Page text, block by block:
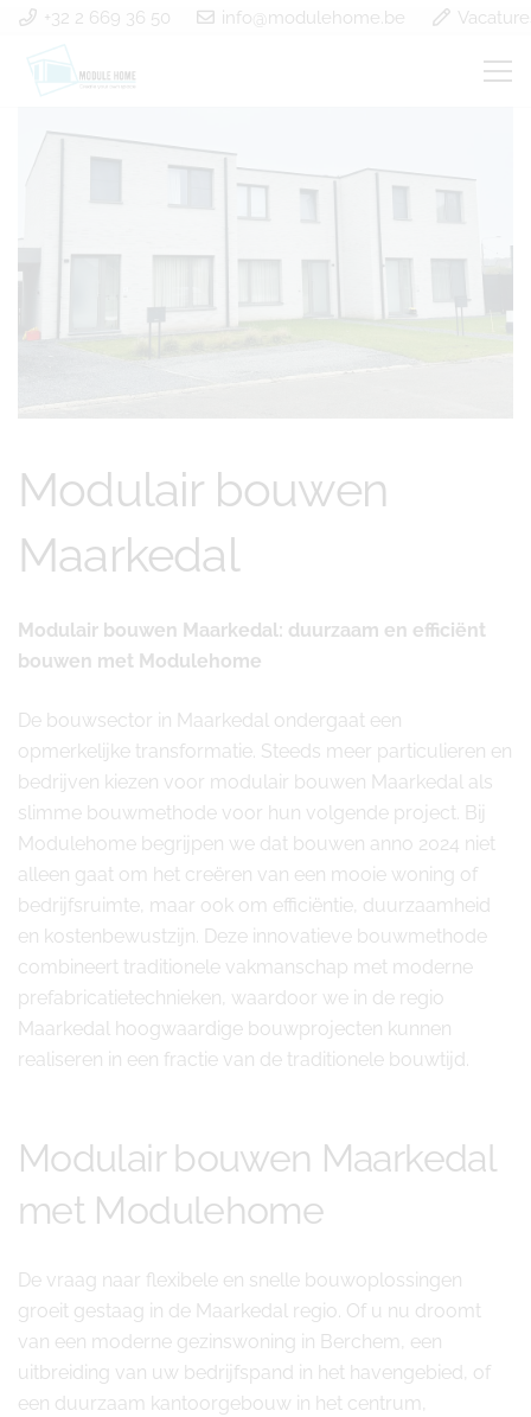
+32 2 669 36 50 info@modulehome.be
Modulair bouwen
Maarkedal
Modulair bouwen Maarkedal: duurzaam en efficiënt
bouwen met Modulehome
De bouwsector in Maarkedal ondergaat een
opmerkelijke transformatie. Steeds meer particulieren en
bedrijven kiezen voor modulair bouwen Maarkedal als
slimme bouwmethode voor hun volgende project. Bij
Modulehome begrijpen we dat bouwen anno 2024 niet
alleen gaat om het creëren van een mooie woning of
bedrijfsruimte, maar ook om efficiëntie, duurzaamheid
en kostenbewustzijn. Deze innovatieve bouwmethode
combineert traditionele vakmanschap met moderne
prefabricatietechnieken, waardoor we in de regio
Maarkedal hoogwaardige bouwprojecten kunnen
realiseren in een fractie van de traditionele bouwtijd.
Modulair bouwen Maarkedal
met Modulehome
De vraag naar flexibele en snelle bouwoplossingen
groeit gestaag in de Maarkedal regio. Of u nu droomt
van een moderne gezinswoning in Berchem, een
uitbreiding van uw bedrijfspand in het havengebied, of
een duurzaam kantoorgebouw in het centrum,